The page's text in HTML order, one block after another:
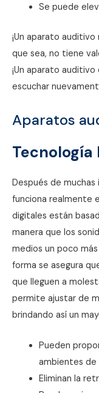
Se puede
¡Un aparato
que sea, no tiene
¡Un aparato
escuchar
Aparatos
Tecnología
Después de
funciona realmente
digitales están
manera que los
medios un poco
forma se asegura
que lleguen a
permite ajustar de
brindando así un
Pueden
ambientes de
Eliminan la